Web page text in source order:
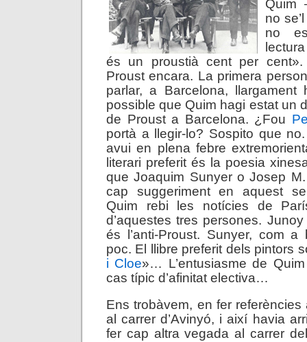
Quim
no
no
és un proustià cent per
Proust encara. La primera
parlar, a Barcelona,
possible que Quim hagi estat un
de Proust a Barcelona. ¿Fou
portà a llegir-lo? Sospito que
avui en plena febre
literari preferit és la poesia
que Joaquim Sunyer o Josep
cap suggeriment en aquest
Quim rebi les notícies de
d’aquestes tres persones.
és l’anti-Proust. Sunyer, com a
poc. El llibre preferit dels pintors
i Cloe»… L’entusiasme de
cas típic d’afinitat electiva…
Ens trobàvem, en fer referències
al carrer d’Avinyó, i així havia
fer cap altra vegada al carrer